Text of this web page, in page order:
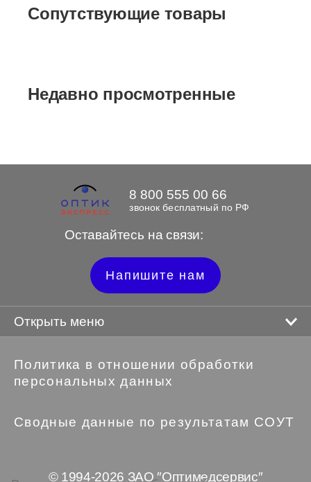
Сопутствующие товары
Недавно просмотренные
Оставайтесь на связи:
8 800 555 00 66
звонок бесплатный по РФ
Напишите нам
Открыть меню
Политика в отношении обработки
персональных данных
Сводные данные по результатам СОУТ
© 1994-2026 ЗАО ″Оптимедсервис″